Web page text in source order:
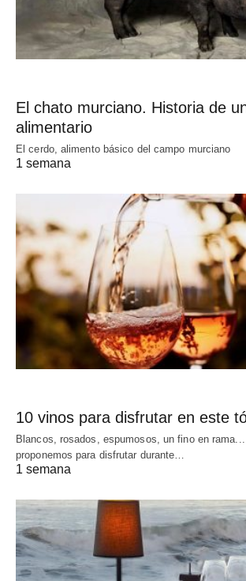
El chato murciano. Historia de
alimentario
El cerdo, alimento básico del campo murciano
1 semana
10 vinos para disfrutar en este
Blancos, rosados, espumosos, un fino en
proponemos para disfrutar durante…
1 semana